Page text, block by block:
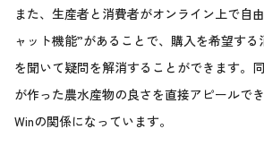
また、生産者と消費者がオンライン上で自
ャット機能”があることで、購入を希望する
を聞いて疑問を解消することができます。
が作った農水産物の良さを直接アピールで
Winの関係になっています。